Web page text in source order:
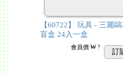
【60722】 玩具 - 三麗
盲盒 24入一盒
會員價₩ ?
訂